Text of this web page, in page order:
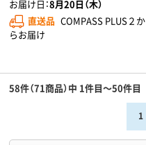
お届け日：8月20日（木）
直送品 COMPASS PLUS２か
らお届け
58件（71商品）中 1件目～50件目
1